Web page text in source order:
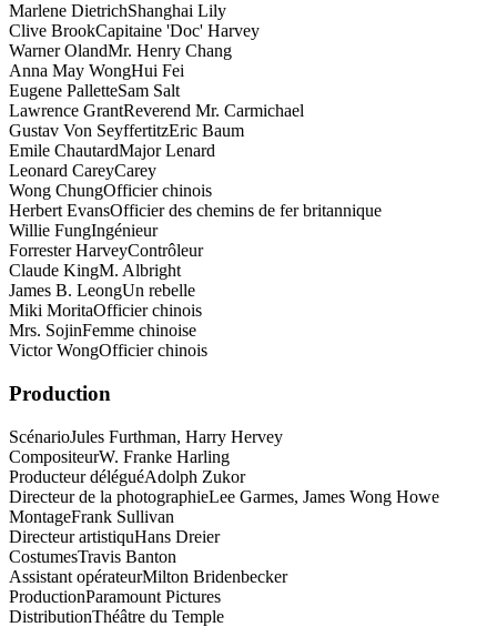
Marlene DietrichShanghai Lily
Clive BrookCapitaine 'Doc' Harvey
Warner OlandMr. Henry Chang
Anna May WongHui Fei
Eugene PalletteSam Salt
Lawrence GrantReverend Mr. Carmichael
Gustav Von SeyffertitzEric Baum
Emile ChautardMajor Lenard
Leonard CareyCarey
Wong ChungOfficier chinois
Herbert EvansOfficier des chemins de fer britannique
Willie FungIngénieur
Forrester HarveyContrôleur
Claude KingM. Albright
James B. LeongUn rebelle
Miki MoritaOfficier chinois
Mrs. SojinFemme chinoise
Victor WongOfficier chinois
Production
ScénarioJules Furthman, Harry Hervey
CompositeurW. Franke Harling
Producteur déléguéAdolph Zukor
Directeur de la photographieLee Garmes, James Wong Howe
MontageFrank Sullivan
Directeur artistiquHans Dreier
CostumesTravis Banton
Assistant opérateurMilton Bridenbecker
ProductionParamount Pictures
DistributionThéâtre du Temple